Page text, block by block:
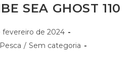
SEA GHOST 110
fevereiro de 2024
Pesca / Sem categoria